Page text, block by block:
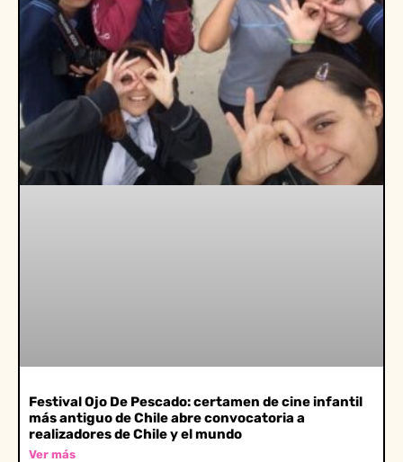
Festival Ojo De Pescado: certamen de cine infantil
más antiguo de Chile abre convocatoria a
realizadores de Chile y el mundo
Ver más